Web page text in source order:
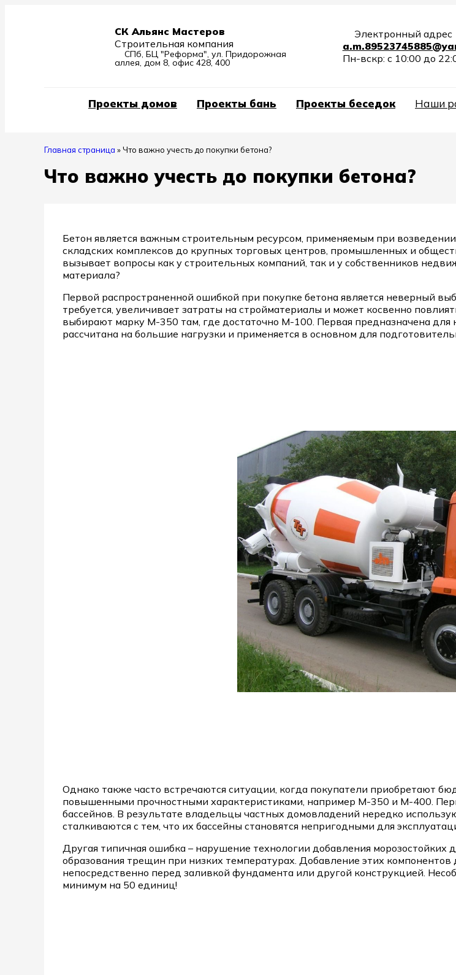
СК Альянс Мастеров
Строительная компания
СПб, БЦ "Реформа", ул. Придорожная
аллея, дом 8, офис 428, 400
Электронный адрес
Пн-вскр: с 10:00 до
Проекты домов Проекты бань Проекты беседок Наши
Главная страница »Что важно учесть до покупки бетона?
Что важно учесть до покупки бетона?
Бетон является важным строительным ресурсом, применяемым при
складских комплексов до крупных торговых центров, промышленных и
вызывает вопросы как у строительных компаний, так и у собственников
материала?
Первой распространенной ошибкой при покупке бетона является неверный
требуется, увеличивает затраты на стройматериалы и может косвенно
выбирают марку М-350 там, где достаточно М-100. Первая предназначена для
рассчитана на большие нагрузки и применяется в основном для
Однако также часто встречаются ситуации, когда покупатели приобретают
повышенными прочностными характеристиками, например М-350 и М-400.
бассейнов. В результате владельцы частных домовладений нередко
сталкиваются с тем, что их бассейны становятся непригодными для
Другая типичная ошибка – нарушение технологии добавления
образования трещин при низких температурах. Добавление этих
непосредственно перед заливкой фундамента или другой конструкцией.
минимум на 50 единиц!